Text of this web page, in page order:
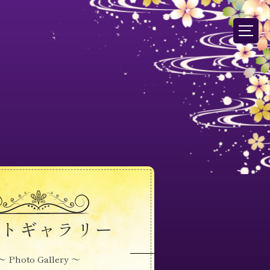
ギャラリー
Photo Gallery ～